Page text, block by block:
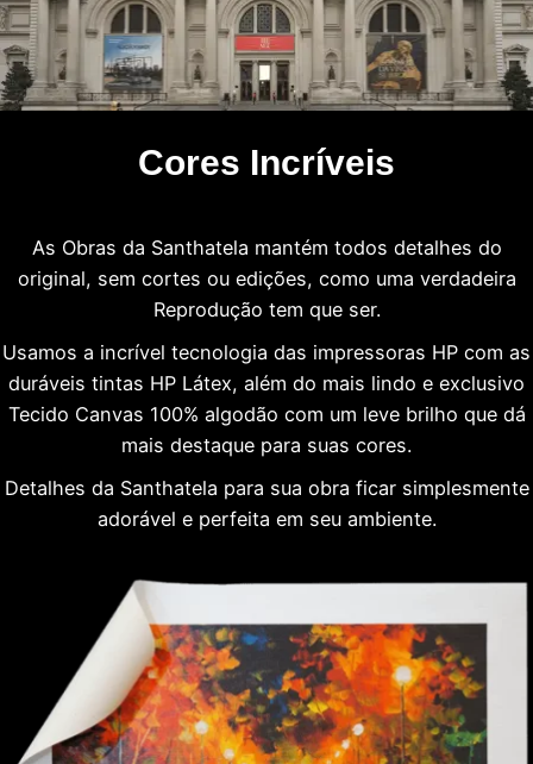
Cores Incríveis
As Obras da Santhatela mantém todos detalhes do
original, sem cortes ou edições, como uma verdadeira
Reprodução tem que ser.
Usamos a incrível tecnologia das impressoras HP com as
duráveis tintas HP Látex, além do mais lindo e exclusivo
Tecido Canvas 100% algodão com um leve brilho que dá
mais destaque para suas cores.
Detalhes da Santhatela para sua obra ficar simplesmente
adorável e perfeita em seu ambiente.